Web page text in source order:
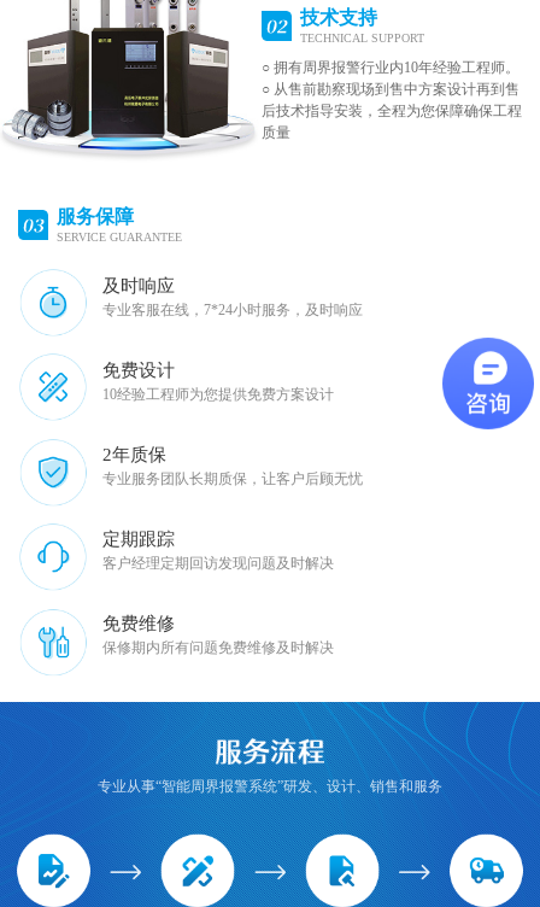
技术支持
TECHNICAL SUPPORT
○ 拥有周界报警行业内10年经验工程师。
○ 从售前勘察现场到售中方案设计再到售
后技术指导安装，全程为您保障确保工程
质量
服务保障
SERVICE GUARANTEE
及时响应
专业客服在线，7*24小时服务，及时响应
免费设计
10经验工程师为您提供免费方案设计
2年质保
专业服务团队长期质保，让客户后顾无忧
定期跟踪
客户经理定期回访发现问题及时解决
免费维修
保修期内所有问题免费维修及时解决
专业从事“智能周界报警系统”研发、设计、销售和服务